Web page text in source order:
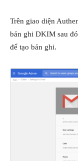
Trên giao diện
bản ghi DKIM sau
để tạo bản ghi.